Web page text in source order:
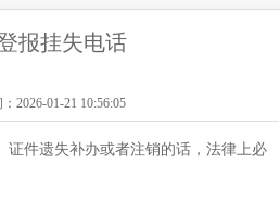
报挂失电话
2026-01-21 10:56:05
证件遗失补办或者注销的话，法律上必